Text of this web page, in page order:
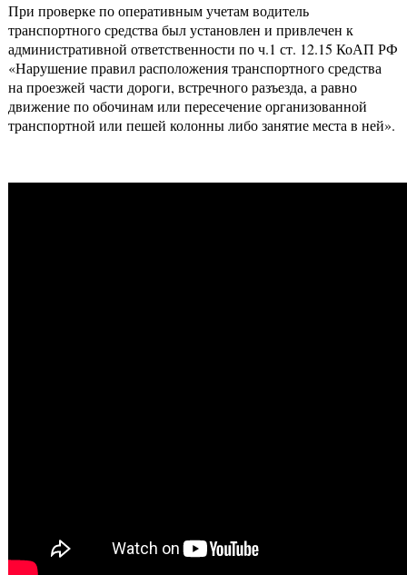
При проверке по оперативным учетам водитель
транспортного средства был установлен и привлечен к
административной ответственности по ч.1 ст. 12.15 КоАП РФ
«Нарушение правил расположения транспортного средства
на проезжей части дороги, встречного разъезда, а равно
движение по обочинам или пересечение организованной
транспортной или пешей колонны либо занятие места в ней».